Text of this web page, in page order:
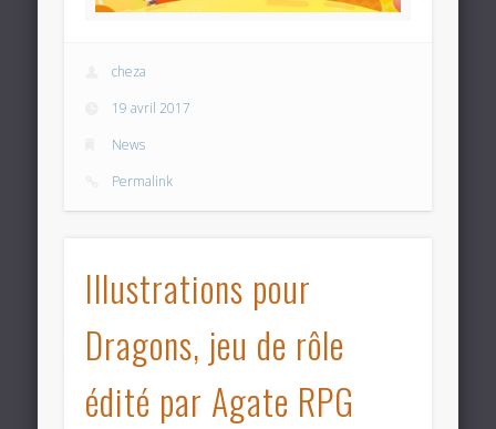
cheza
19 avril 2017
News
Permalink
Illustrations pour
Dragons, jeu de rôle
édité par Agate RPG